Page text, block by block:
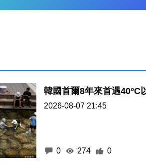
韓國首爾8年來首遇40°C
2026-08-07 21:45
0 274 0